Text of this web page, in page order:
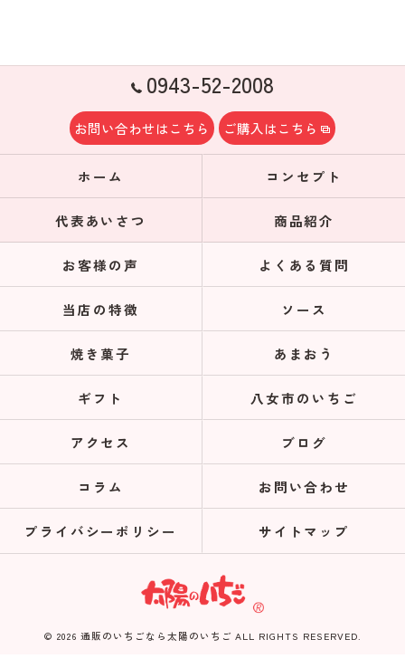
0943-52-2008
お問い合わせはこちら ご購入はこちら
ホーム コンセプト
代表あいさつ 商品紹介
お客様の声 よくある質問
当店の特徴 ソース
焼き菓子 あまおう
ギフト 八女市のいちご
アクセス ブログ
コラム お問い合わせ
プライバシーポリシー サイトマップ
© 2026 通販のいちごなら太陽のいちご ALL RIGHTS RESERVED.